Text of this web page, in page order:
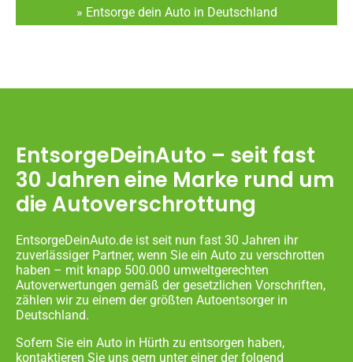
» Entsorge dein Auto in Deutschland
EntsorgeDeinAuto – seit fast
30 Jahren eine Marke rund um
die Autoverschrottung
EntsorgeDeinAuto.de ist seit nun fast 30 Jahren ihr
zuverlässiger Partner, wenn Sie ein Auto zu verschrotten
haben – mit knapp 500.000 umweltgerechten
Autoverwertungen gemäß der gesetzlichen Vorschriften,
zählen wir zu einem der größten Autoentsorger in
Deutschland.
Sofern Sie ein Auto in Hürth zu entsorgen haben,
kontaktieren Sie uns gern unter einer der folgend